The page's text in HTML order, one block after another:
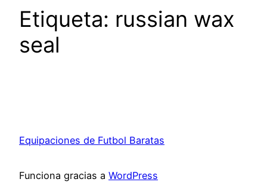
Etiqueta: russian wax
seal
Equipaciones de Futbol Baratas
Funciona gracias a WordPress